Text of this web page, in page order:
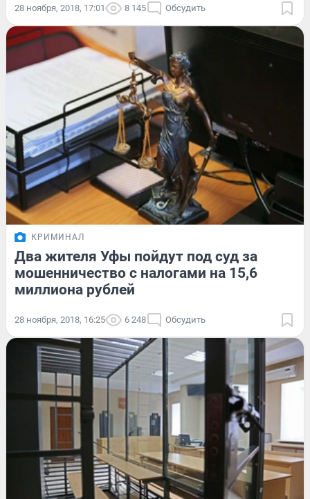
28 ноября, 2018, 17:01 8 145 Обсудить
КРИМИНАЛ
Два жителя Уфы пойдут под суд за
мошенничество с налогами на 15,6
миллиона рублей
28 ноября, 2018, 16:25 6 248 Обсудить